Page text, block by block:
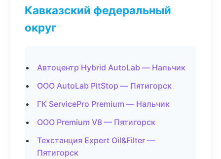
Кавказский федеральный
округ
Автоцентр Hybrid AutoLab — Нальчик
ООО AutoLab PitStop — Пятигорск
ГК ServicePro Premium — Нальчик
ООО Premium V8 — Пятигорск
Техстанция Expert Oil&Filter —
Пятигорск